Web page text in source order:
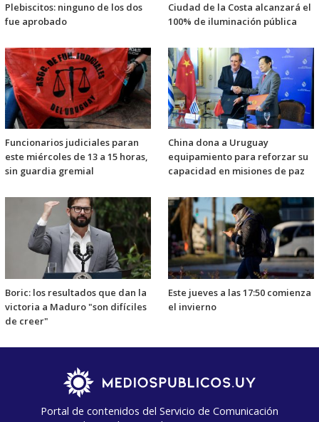
Plebiscitos: ninguno de los dos
fue aprobado
Ciudad de la Costa alcanzará el
100% de iluminación pública
Funcionarios judiciales paran
este miércoles de 13 a 15 horas,
sin guardia gremial
China dona a Uruguay
equipamiento para reforzar su
capacidad en misiones de paz
Boric: los resultados que dan la
victoria a Maduro "son difíciles
de creer"
Este jueves a las 17:50 comienza
el invierno
Portal de contenidos del Servicio de Comunicación